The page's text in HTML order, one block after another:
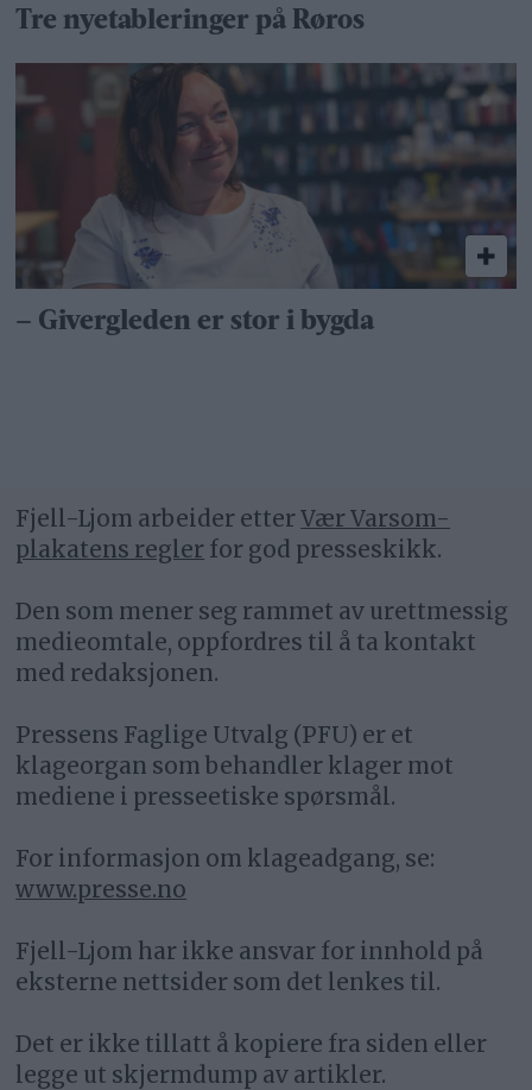
Tre nyetableringer på Røros
– Givergleden er stor i bygda
Fjell-Ljom arbeider etterVær Varsom-
plakatens regler for god presseskikk.
Den som mener seg rammet av urettmessig
medieomtale, oppfordres til å ta kontakt
med redaksjonen.
Pressens Faglige Utvalg (PFU) er et
klageorgan som behandler klager mot
mediene i presseetiske spørsmål.
For informasjon om klageadgang, se:
www.presse.no
Fjell-Ljom har ikke ansvar for innhold på
eksterne nettsider som det lenkes til.
Det er ikke tillatt å kopiere fra siden eller
legge ut skjermdump av artikler.